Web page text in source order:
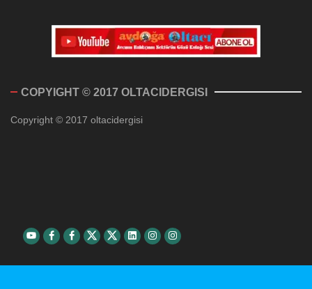
COPYIGHT © 2017 OLTACIDERGISI
Copyright © 2017 oltacidergisi
YoutubeFacebook
Facebook
TwitterTwitterLinkedinInstagramInstagram